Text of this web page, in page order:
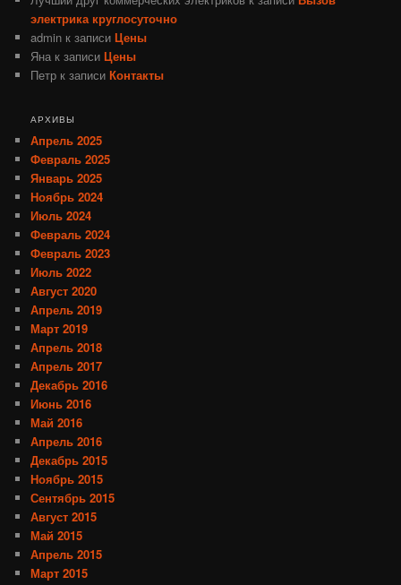
электрика круглосуточно
admin к записиЦены
Яна к записиЦены
Петр к записиКонтакты
АРХИВЫ
Апрель 2025
Февраль 2025
Январь 2025
Ноябрь 2024
Июль 2024
Февраль 2024
Февраль 2023
Июль 2022
Август 2020
Апрель 2019
Март 2019
Апрель 2018
Апрель 2017
Декабрь 2016
Июнь 2016
Май 2016
Апрель 2016
Декабрь 2015
Ноябрь 2015
Сентябрь 2015
Август 2015
Май 2015
Апрель 2015
Март 2015